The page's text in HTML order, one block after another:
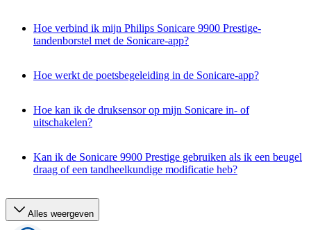
Hoe verbind ik mijn Philips Sonicare 9900 Prestige-
tandenborstel met de Sonicare-app?
Hoe werkt de poetsbegeleiding in de Sonicare-app?
Hoe kan ik de druksensor op mijn Sonicare in- of
uitschakelen?
Kan ik de Sonicare 9900 Prestige gebruiken als ik een beugel
draag of een tandheelkundige modificatie heb?
Alles weergeven